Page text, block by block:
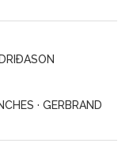
· GERBRAND